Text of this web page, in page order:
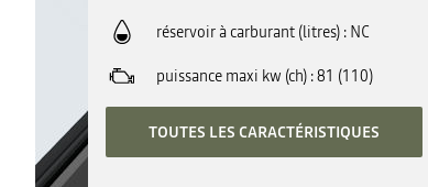
réservoir à carburant (litres) NC
puissance maxi kw (ch) 81 (110)
TOUTES LES CARACTÉRISTIQUES